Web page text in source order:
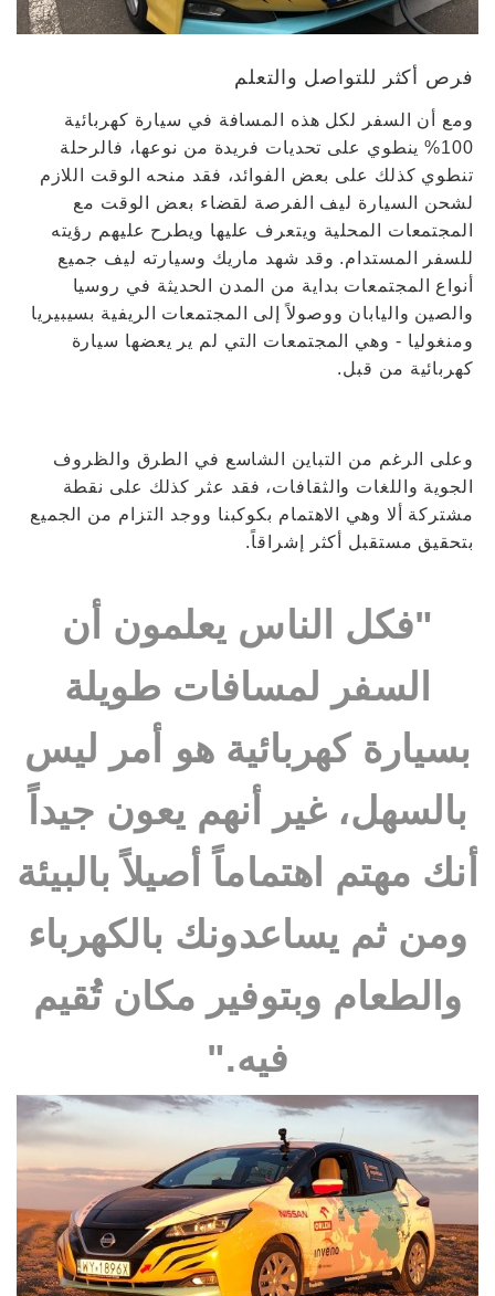
فرص أكثر للتواصل والتعلم
ومع أن السفر لكل هذه المسافة في سيارة كهربائية
100% ينطوي على تحديات فريدة من نوعها، فالرحلة
تنطوي كذلك على بعض الفوائد، فقد منحه الوقت اللازم
لشحن السيارة ليف الفرصة لقضاء بعض الوقت مع
المجتمعات المحلية ويتعرف عليها ويطرح عليهم رؤيته
للسفر المستدام. وقد شهد ماريك وسيارته ليف جميع
أنواع المجتمعات بداية من المدن الحديثة في روسيا
والصين واليابان ووصولاً إلى المجتمعات الريفية بسيبيريا
ومنغوليا - وهي المجتمعات التي لم ير يعضها سيارة
كهربائية من قبل.
وعلى الرغم من التباين الشاسع في الطرق والظروف
الجوية واللغات والثقافات، فقد عثر كذلك على نقطة
مشتركة ألا وهي الاهتمام بكوكبنا ووجد التزام من الجميع
بتحقيق مستقبل أكثر إشراقاً.
"فكل الناس يعلمون أن
السفر لمسافات طويلة
بسيارة كهربائية هو أمر ليس
بالسهل، غير أنهم يعون جيداً
أنك مهتم اهتماماً أصيلاً بالبيئة
ومن ثم يساعدونك بالكهرباء
والطعام وبتوفير مكان تُقيم
فيه."